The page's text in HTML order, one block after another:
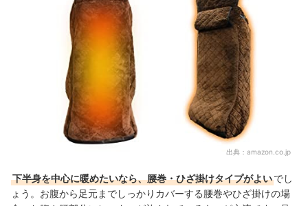
出典： amazon.co.jp
下半身を中心に暖めたいなら、腰巻・ひざ掛けタイプがよいでし
ょう。お腹から足元までしっかりカバーする腰巻やひざ掛けの場